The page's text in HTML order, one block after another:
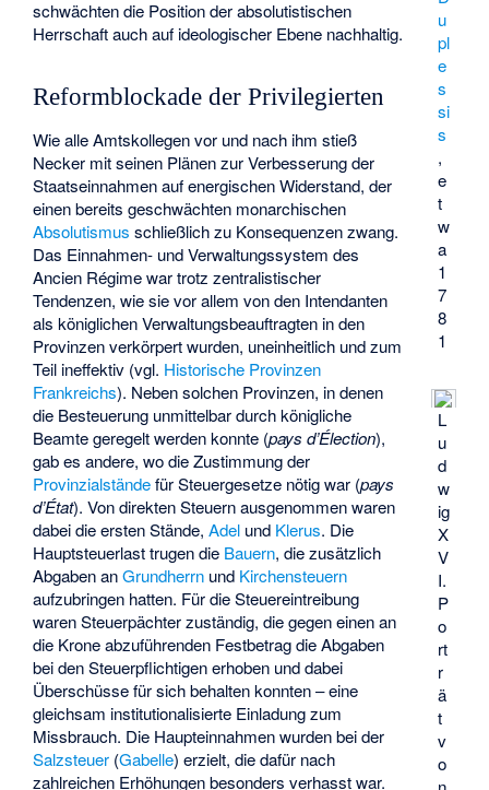
u
pl
e
s
si
s
,
e
t
w
a
1
7
8
1
schwächten die Position der absolutistischen
Herrschaft auch auf ideologischer Ebene nachhaltig.
Reformblockade der Privilegierten
L
u
d
w
ig
X
V
I.
P
o
rt
r
ä
t
v
o
Wie alle Amtskollegen vor und nach ihm stieß
Necker mit seinen Plänen zur Verbesserung der
Staatseinnahmen auf energischen Widerstand, der
einen bereits geschwächten monarchischen
Absolutismus schließlich zu Konsequenzen zwang.
Das Einnahmen- und Verwaltungssystem des
Ancien Régime war trotz zentralistischer
Tendenzen, wie sie vor allem von den Intendanten
als königlichen Verwaltungsbeauftragten in den
Provinzen verkörpert wurden, uneinheitlich und zum
Teil ineffektiv (vgl. Historische Provinzen
Frankreichs). Neben solchen Provinzen, in denen
die Besteuerung unmittelbar durch königliche
Beamte geregelt werden konnte (pays d’Élection),
gab es andere, wo die Zustimmung der
Provinzialständefür Steuergesetze nötig war (pays
d’État). Von direkten Steuern ausgenommen waren
dabei die ersten Stände,Adel und Klerus. Die
Hauptsteuerlast trugen die Bauern, die zusätzlich
Abgaben anGrundherrn und Kirchensteuern
aufzubringen hatten. Für die Steuereintreibung
waren Steuerpächter zuständig, die gegen einen an
die Krone abzuführenden Festbetrag die Abgaben
bei den Steuerpflichtigen erhoben und dabei
Überschüsse für sich behalten konnten – eine
gleichsam institutionalisierte Einladung zum
Missbrauch. Die Haupteinnahmen wurden bei der
Salzsteuer (Gabelle) erzielt, die dafür nach
zahlreichen Erhöhungen besonders verhasst war.